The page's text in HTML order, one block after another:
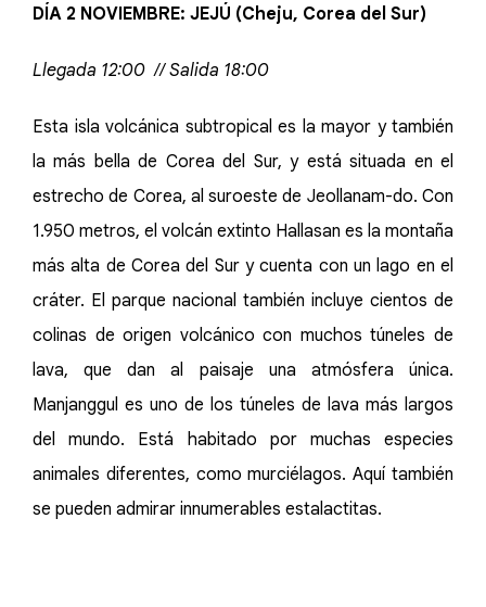
DÍA 2 NOVIEMBRE: JEJÚ (Cheju, Corea del Sur)
Llegada 12:00 // Salida 18:00
Esta isla volcánica subtropical es la mayor y también
la más bella de Corea del Sur, y está situada en el
estrecho de Corea, al suroeste de Jeollanam-do. Con
1.950 metros, el volcán extinto Hallasan es la montaña
más alta de Corea del Sur y cuenta con un lago en el
cráter. El parque nacional también incluye cientos de
colinas de origen volcánico con muchos túneles de
lava, que dan al paisaje una atmósfera única.
Manjanggul es uno de los túneles de lava más largos
del mundo. Está habitado por muchas especies
animales diferentes, como murciélagos. Aquí también
se pueden admirar innumerables estalactitas.